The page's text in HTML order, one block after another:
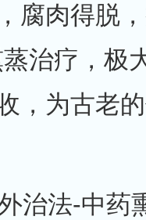
腐肉得脱
治疗，极
，为古老